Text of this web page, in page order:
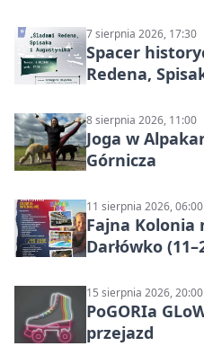
7 sierpnia 2026, 17:30
Spacer
Redena,
8 sierpnia 2026, 11:00
Joga w
Górnicza
11 sierpnia 2026, 06:00
Fajna
Darłówko
15 sierpnia 2026, 20:00
PoGORIa
przejazd